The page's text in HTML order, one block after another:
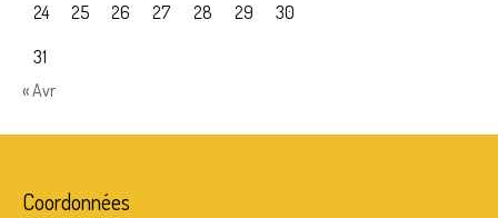
24
25 26 27 28 29
30
31
« Avr
Coordonnées